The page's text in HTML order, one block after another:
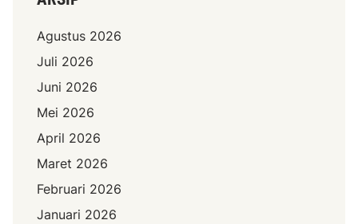
Agustus 2026
Juli 2026
Juni 2026
Mei 2026
April 2026
Maret 2026
Februari 2026
Januari 2026